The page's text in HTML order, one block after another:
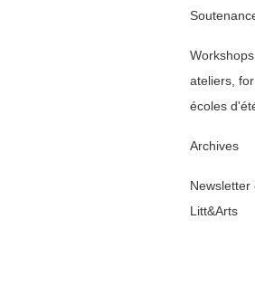
ateliers,
écoles
Archives
Newsletter
Litt&Arts